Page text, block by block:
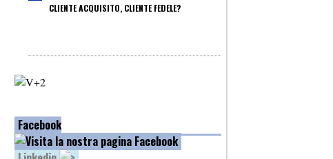
CLIENTE ACQUISITO, CLIENTE FEDELE?
Facebook